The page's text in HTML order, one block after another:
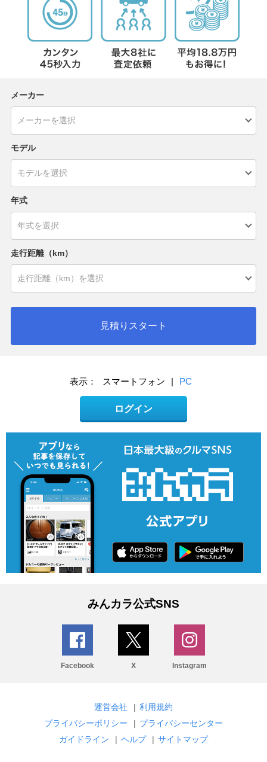
メーカー
モデル
年式
走行距離（km）
見積りスタート
表示： スマートフォン | PC
ログイン
みんカラ公式SNS
Facebook X Instagram
運営会社 | 利用規約
プライバシーポリシー
| プライバシーセンター
ガイドライン
| ヘルプ | サイトマップ